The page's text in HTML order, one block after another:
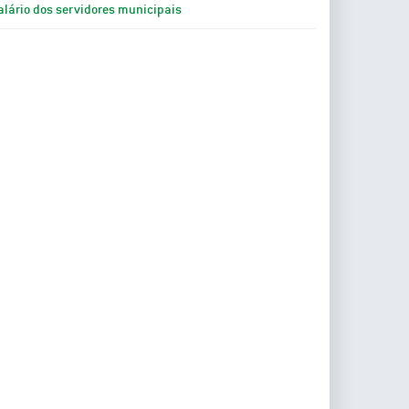
dos servidores municipais